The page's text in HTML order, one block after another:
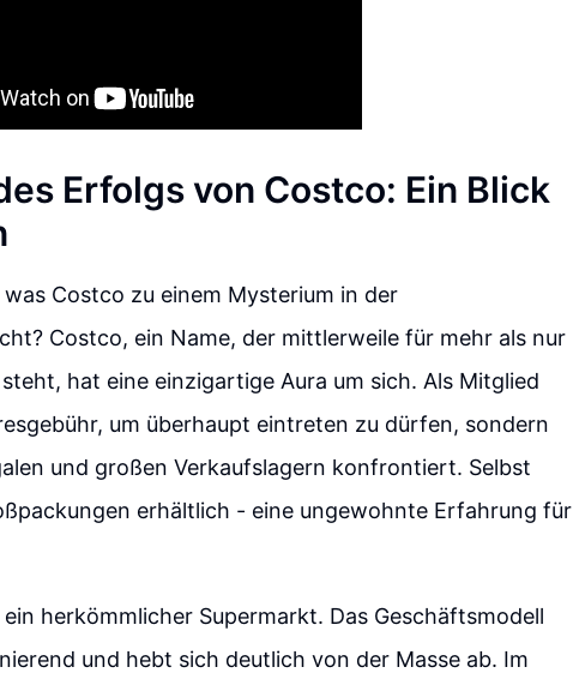
Erfolgs von Costco: Ein Blick
Costco zu einem Mysterium in der
Costco, ein Name, der mittlerweile für mehr als nur
hat eine einzigartige Aura um sich. Als Mitglied
um überhaupt eintreten zu dürfen, sondern
und großen Verkaufslagern konfrontiert. Selbst
erhältlich - eine ungewohnte Erfahrung für
herkömmlicher Supermarkt. Das Geschäftsmodell
und hebt sich deutlich von der Masse ab. Im